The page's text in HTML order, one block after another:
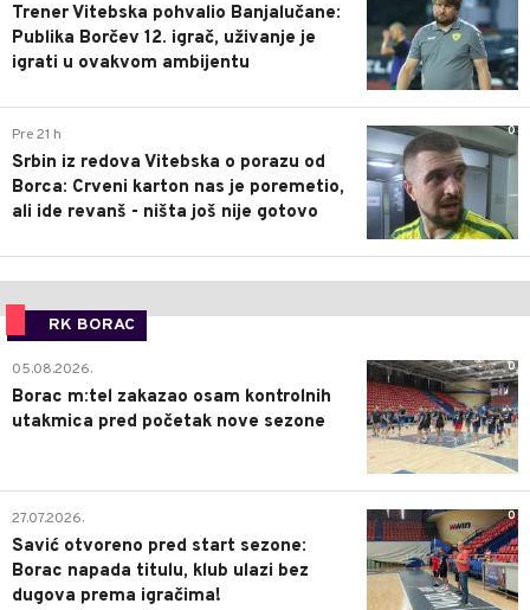
Trener Vitebska pohvalio Banjalučane:
Publika Borčev 12. igrač, uživanje je
igrati u ovakvom ambijentu
0
Pre 21 h
Srbin iz redova Vitebska o porazu od
Borca: Crveni karton nas je poremetio,
ali ide revanš - ništa još nije gotovo
RK BORAC
0
05.08.2026.
Borac m:tel zakazao osam kontrolnih
utakmica pred početak nove sezone
0
27.07.2026.
Savić otvoreno pred start sezone:
Borac napada titulu, klub ulazi bez
dugova prema igračima!